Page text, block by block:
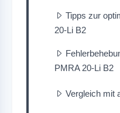
Tipps zur
20-Li B2
PMRA 20-Li B2
Vergleich mit